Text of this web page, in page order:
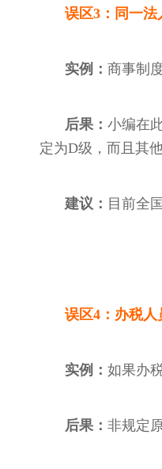
误区3：同一法
实例： 商事制
后果： 小编在
定为D级，而且其
建议： 目前全
误区4：办税人
实例： 如果办
后果： 非规定